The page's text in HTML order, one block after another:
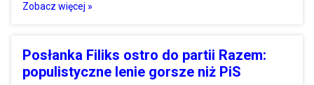
Zobacz więcej »
Posłanka Filiks ostro do partii Razem:
populistyczne lenie gorsze niż PiS